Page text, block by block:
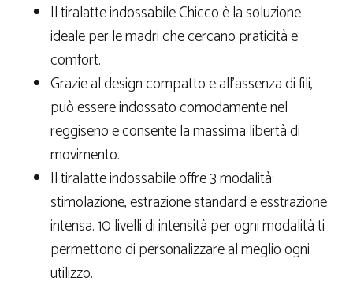
Il tiralatte indossabile Chicco è la soluzione
ideale per le madri che cercano praticità e
comfort.
Grazie al design compatto e all’assenza di fili,
può essere indossato comodamente nel
reggiseno e consente la massima libertà di
movimento.
Il tiralatte indossabile offre 3 modalità:
stimolazione, estrazione standard e esstrazione
intensa. 10 livelli di intensità per ogni modalità ti
permettono di personalizzare al meglio ogni
utilizzo.